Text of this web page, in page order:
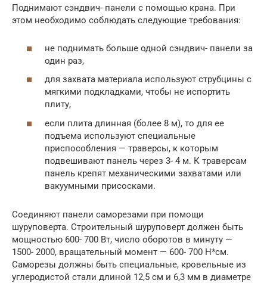
Поднимают сэндвич- панели с помощью крана. При
этом необходимо соблюдать следующие требования:
не поднимать больше одной сэндвич- панели за
один раз,
для захвата материала используют струбцины с
мягкими подкладками, чтобы не испортить
плиту,
если плита длинная (более 8 м), то для ее
подъема используют специальные
приспособления — траверсы, к которым
подвешивают панель через 3- 4 м. К траверсам
панель крепят механическими захватами или
вакуумными присосками.
Соединяют панели саморезами при помощи
шуруповерта. Строительный шуруповерт должен быть
мощностью 600- 700 Вт, число оборотов в минуту —
1500- 2000, вращательный момент — 600- 700 Н*см.
Саморезы должны быть специальные, кровельные из
углеродистой стали длиной 12,5 см и 6,3 мм в диаметре